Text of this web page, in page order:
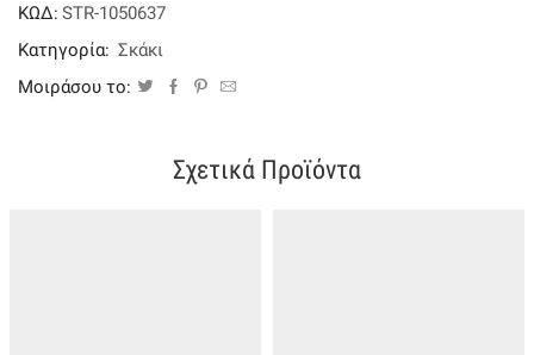
ΚΩΔ: STR-1050637
Κατηγορία: Σκάκι
Μοιράσου το:
Σχετικά Προϊόντα